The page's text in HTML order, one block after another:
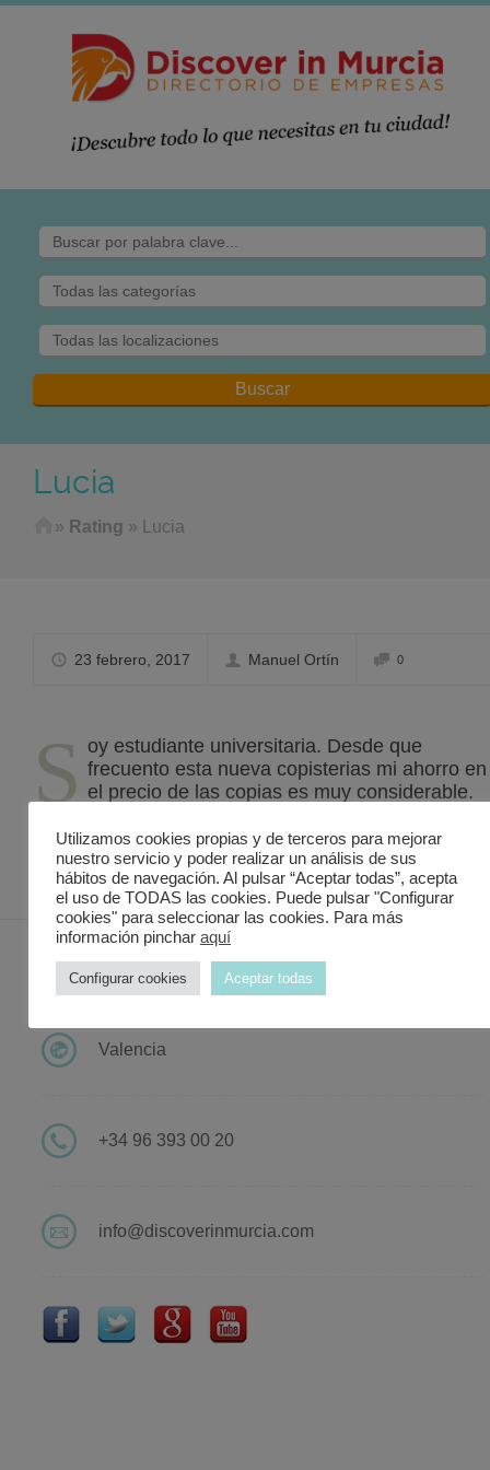
Lucia
Home
» Rating » Lucia
23 febrero, 2017 Manuel Ortín 0
S oy estudiante universitaria. Desde que
frecuento esta nueva copisterias mi ahorro en
el precio de las copias es muy considerable.
eficiente.
Contacto Discover in Murcia
Valencia
+34 96 393 00 20
info@discoverinmurcia.com
Utilizamos cookies propias y de terceros para mejorar
nuestro servicio y poder realizar un análisis de sus
hábitos de navegación. Al pulsar “Aceptar todas”, acepta
el uso de TODAS las cookies. Puede pulsar "Configurar
cookies" para seleccionar las cookies. Para más
información pinchar aquí
Configurar cookies Aceptar todas